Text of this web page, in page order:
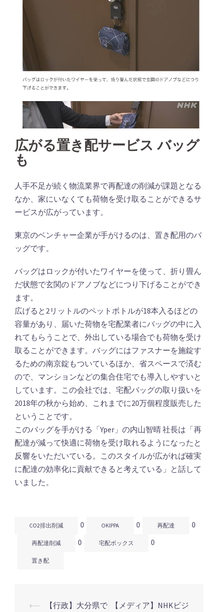
広がる置き配サービス バッグ
も
人手不足が続く物流業界で再配達の削減が課題となる
なか、家にいなくても荷物を受け取ることができるサ
ービスが広がっています。
東京のベンチャー企業が手がけるのは、置き配用のバ
ッグです。
バッグはロックが付いたワイヤーを使って、折り畳ん
だ状態で玄関のドアノブなどにつり下げることができ
ます。
広げると2リットルのペットボトルが18本入るほどの
容量があり、届いた荷物を宅配業者にバッグの中に入
れてもらうことで、外出している場合でも荷物を受け
取ることができます。バッグにはファスナーを施錠す
るための南京錠もついているほか、省スペースで済む
ので、マンションなどの集合住宅でも導入しやすいと
しています。この会社では、宅配バッグの取り扱いを
2018年の秋から始め、これまでに20万個程度販売した
ということです。
このバッグを手がける「Yper」の内山智晴 社長は「再
配達が減って快適に荷物を受け取れるようになったと
反響をいただいている。このスタイルが広がれば確実
に配達の効率化に貢献できると考えている」と話して
いました。
CO2排出削減 0 OKIPPA 0 再配達 0
再配達削減 0 宅配ボックス 0
置き配
⟵
【行政】大分県で
【メディア】NHKビジ